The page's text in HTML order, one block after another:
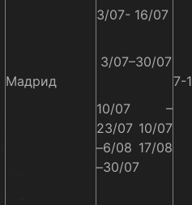
Мадрид
3/07- 16/07
3/07–30/07
10/07 –
23/07 10/07
–6/08 17/08
–30/07
7-